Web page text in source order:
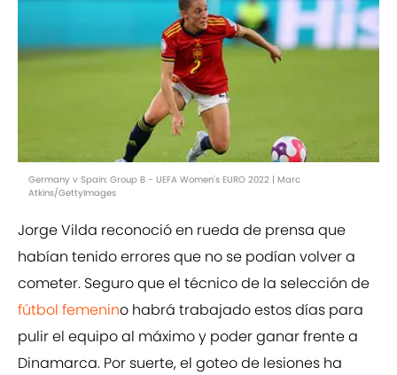
Germany v Spain: Group B - UEFA Women's EURO 2022 | Marc
Atkins/GettyImages
Jorge Vilda reconoció en rueda de prensa que
habían tenido errores que no se podían volver a
cometer. Seguro que el técnico de la selección de
fútbol femenino habrá trabajado estos días para
pulir el equipo al máximo y poder ganar frente a
Dinamarca. Por suerte, el goteo de lesiones ha